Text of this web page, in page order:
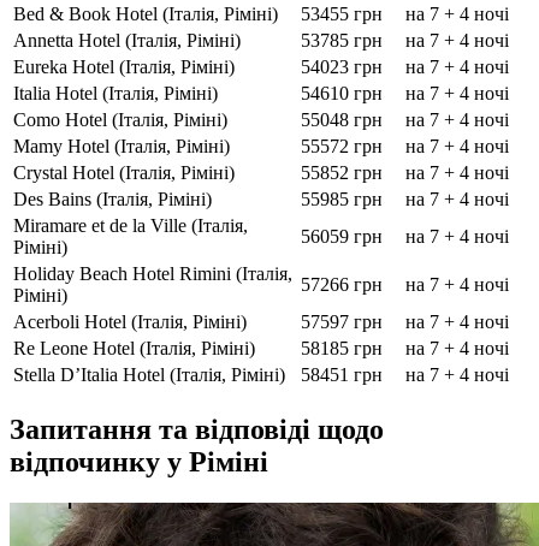
Bed & Book Hotel (Італія, Ріміні)
53455 грн
на 7 + 4 ночі
Annetta Hotel (Італія, Ріміні)
53785 грн
на 7 + 4 ночі
Eureka Hotel (Італія, Ріміні)
54023 грн
на 7 + 4 ночі
Italia Hotel (Італія, Ріміні)
54610 грн
на 7 + 4 ночі
Como Hotel (Італія, Ріміні)
55048 грн
на 7 + 4 ночі
Mamy Hotel (Італія, Ріміні)
55572 грн
на 7 + 4 ночі
Crystal Hotel (Італія, Ріміні)
55852 грн
на 7 + 4 ночі
Des Bains (Італія, Ріміні)
55985 грн
на 7 + 4 ночі
Miramare et de la Ville (Італія,
Ріміні)
56059 грн
на 7 + 4 ночі
Holiday Beach Hotel Rimini (Італія,
Ріміні)
57266 грн
на 7 + 4 ночі
Acerboli Hotel (Італія, Ріміні)
57597 грн
на 7 + 4 ночі
Re Leone Hotel (Італія, Ріміні)
58185 грн
на 7 + 4 ночі
Stella D’Italia Hotel (Італія, Ріміні)
58451 грн на 7 + 4 ночі
Запитання та відповіді щодо
відпочинку у Ріміні